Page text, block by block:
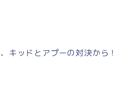
キッドとアプーの対決から！